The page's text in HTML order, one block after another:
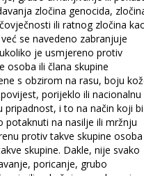
zločina genocida,
ili ratnog zločina
se navedeno zabranjuje
je usmjereno protiv
osoba ili člana skupine
s obzirom na rasu, boju
porijeklo ili nacionalnu
pripadnost, i to na način koji bi
potaknuti na nasilje ili mržnju
protiv takve skupine osoba
skupine. Dakle, nije svako
poricanje, grubo